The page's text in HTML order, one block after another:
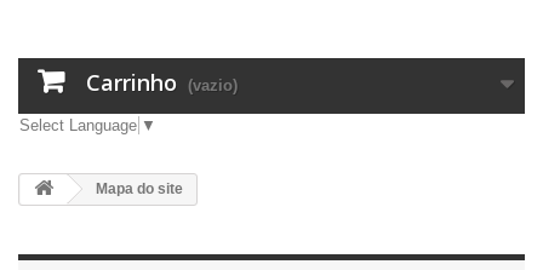
Carrinho (vazio)
Select Language ▼
Mapa do site